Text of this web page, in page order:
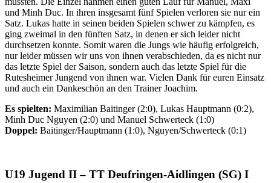
und Minh Duc. In ihren insgesamt fünf Spielen verloren sie nur ein
Satz. Lukas hatte in seinen beiden Spielen schwer zu kämpfen, es
ging zweimal in den fünften Satz, in denen er sich leider nicht
durchsetzen konnte. Somit waren die Jungs wie häufig erfolgreich,
nur leider müssen wir uns von ihnen verabschieden, da es nicht nur
das letzte Spiel der Saison, sondern auch das letzte Spiel für die
Rutesheimer Jungend von ihnen war. Vielen Dank für euren Einsatz
und auch ein Dankeschön an den Trainer Joachim.
Es spielten: Maximilian Baitinger (2:0), Lukas Hauptmann (0:2),
Minh Duc Nguyen (2:0) und Manuel Schwerteck (1:0)
Doppel: Baitinger/Hauptmann (1:0), Nguyen/Schwerteck (0:1)
U19 Jugend II– TT Deufringen-Aidlingen (SG) I